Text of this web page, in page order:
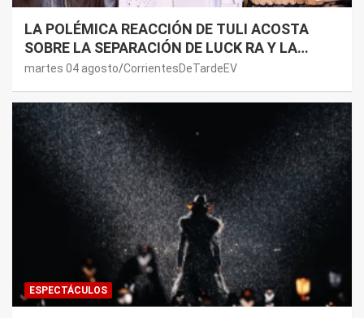
LA POLÉMICA REACCIÓN DE TULI ACOSTA
SOBRE LA SEPARACIÓN DE LUCK RA Y LA
JOAQUI: “¿MI VERDAD?”
martes 04 agosto CorrientesDeTardeEV
ESPECTÁCULOS